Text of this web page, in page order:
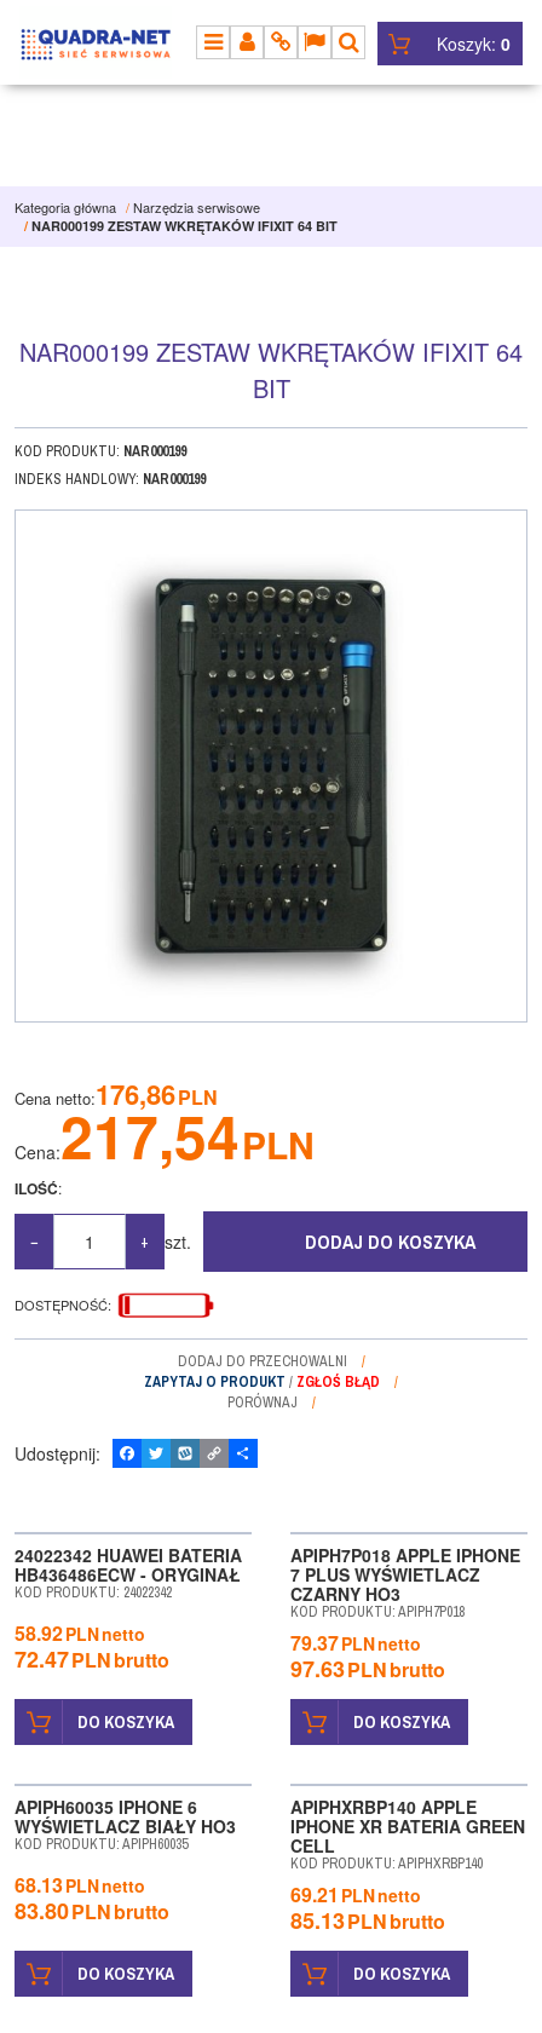
MENUPANELINFOLANGSZUKAJ Koszyk: 0
Kategoria główna /Narzędzia serwisowe
/ NAR000199 ZESTAW WKRĘTAKÓW IFIXIT 64 BIT
NAR000199 ZESTAW WKRĘTAKÓW IFIXIT 64
BIT
KOD PRODUKTU: NAR000199
INDEKS HANDLOWY: NAR000199
Cena netto:176,86PLN
Cena:217,54PLN
ILOŚĆ:
− + szt. DODAJ DO KOSZYKA
DOSTĘPNOŚĆ:
DODAJ DO PRZECHOWALNI
ZAPYTAJ O PRODUKT / ZGŁOŚ BŁĄD
PORÓWNAJ
Udostępnij:
F
a
b
o
o
k
T
w
t
e
r
W
y
p
C
o
L
i
n
k
P
o
i
24022342 HUAWEI BATERIA
HB436486ECW - ORYGINAŁ
KOD PRODUKTU: 24022342
58.92PLNnetto
72.47PLNbrutto
DO KOSZYKA
APIPH7P018 APPLE IPHONE
7 PLUS WYŚWIETLACZ
CZARNY HO3
KOD PRODUKTU:APIPH7P018
79.37PLNnetto
97.63PLNbrutto
DO KOSZYKA
APIPH60035 IPHONE 6
WYŚWIETLACZ BIAŁY HO3
KOD PRODUKTU:APIPH60035
68.13PLNnetto
83.80PLNbrutto
DO KOSZYKA
APIPHXRBP140 APPLE
IPHONE XR BATERIA GREEN
CELL
KOD PRODUKTU:APIPHXRBP140
69.21 PLNnetto
85.13PLNbrutto
DO KOSZYKA